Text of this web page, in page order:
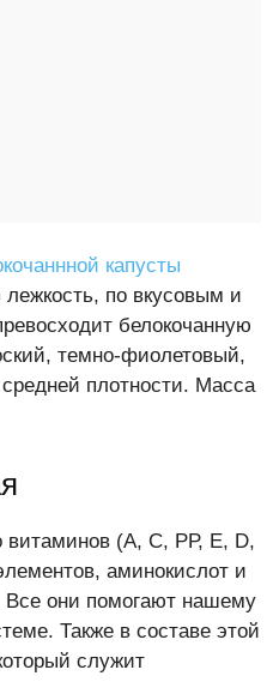
капусты
по вкусовым и
белокочанную
темно-фиолетовый,
плотности. Масса
витаминов (А, С, РР, Е, D,
аминокислот и
Все они помогают нашему
Также в составе этой
служит